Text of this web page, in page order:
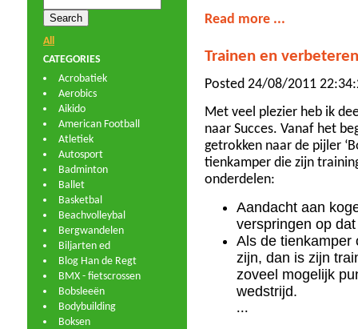
All
CATEGORIES
Acrobatiek
Aerobics
Aikido
American Football
Atletiek
Autosport
Badminton
Ballet
Basketbal
Beachvolleybal
Bergwandelen
Biljarten ed
Blog Han de Regt
BMX - fietscrossen
Bobsleeën
Bodybuilding
Boksen
Read more ...
Trainen en
Posted 24/08/2011
Met veel plezier heb ik
naar Succes. Vanaf het
getrokken naar de pijler
tienkamper die zijn
onderdelen:
Aandacht aan
verspringen op
Als de tienkamper
zijn, dan is zijn
zoveel mogelijk
wedstrijd.
...